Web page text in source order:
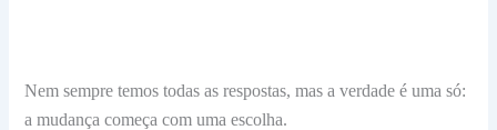
Nem sempre temos todas as respostas, mas a verdade é uma só:
a mudança começa com uma escolha.